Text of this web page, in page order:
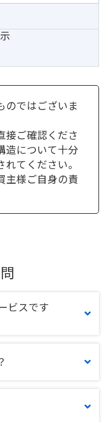
のではございま
接ご確認くださ
造について十分
てください。
主様ご自身の責
ビスです